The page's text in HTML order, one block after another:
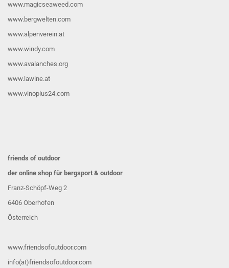
www.magicseaweed.com
www.bergwelten.com
www.alpenverein.at
www.windy.com
www.avalanches.org
www.lawine.at
www.vinoplus24.com
friends of outdoor
der online shop für bergsport & outdoor
Franz-Schöpf-Weg 2
6406 Oberhofen
Österreich
www.friendsofoutdoor.com
info(at)friendsofoutdoor.com